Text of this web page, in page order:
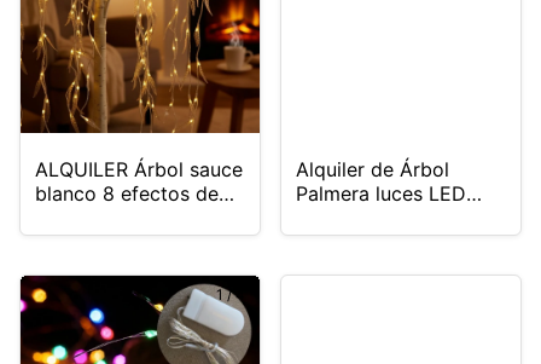
ALQUILER Árbol sauce
blanco 8 efectos de
Norte)
Alquiler de Árbol
Palmera luces LED
1/4